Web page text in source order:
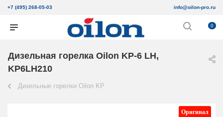
+7 (495) 268-05-03 info@oilon-pro.ru
0
Дизельная горелка Oilon KP-6 LH,
KP6LH210
Дизельные горелки Oilon KP
Оригинал